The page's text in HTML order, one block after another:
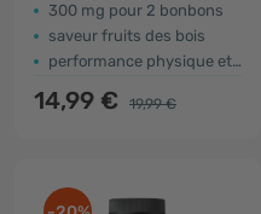
300 mg pour 2 bonbons
saveur fruits des bois
performance physique et mentale
14,99 € 19,99 €